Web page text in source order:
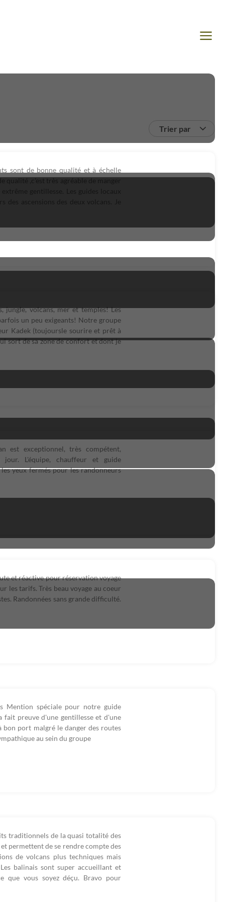
Trier par
sont de bonne qualité et à échelle
jungle, volcans, mer et temples! Les
un peu exigeants! Notre groupe
Kadek (toujoursle sourire et prêt à
sort de sa zone de confort et dont je
est exceptionnel, très compétent,
jour. L'équipe, chauffeur et guide
yeux fermés pour les randonneurs
et réactive pour réservation voyage
les tarifs. Très beau voyage au coeur
Randonnées sans grande difficulté.
Mention spéciale pour notre guide
preuve d'une gentillesse et d'une
port malgré le danger des routes
au sein du groupe
traditionnels de la quasi totalité des
permettent de se rendre compte des
de volcans plus techniques mais
balinais sont super accueillant et
que vous soyez déçu. Bravo pour